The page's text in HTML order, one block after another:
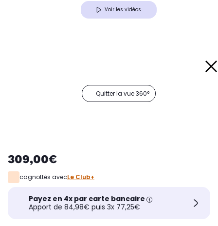
Voir les vidéos
Quitter la vue 360°
309,00€
cagnottés avecLe Club+
Payez en 4x par carte bancaire
Apport de 84,98€ puis 3x 77,25€